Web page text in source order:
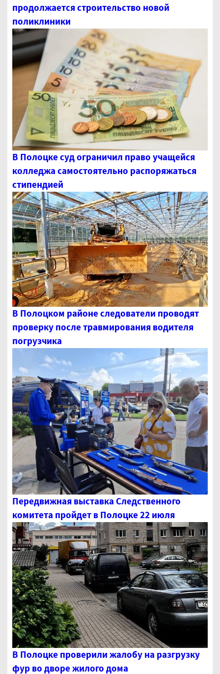
продолжается строительство новой
поликлиники
В Полоцке суд ограничил право учащейся
колледжа самостоятельно распоряжаться
стипендией
В Полоцком районе следователи проводят
проверку после травмирования водителя
погрузчика
Передвижная выставка Следственного
комитета пройдет в Полоцке 22 июля
В Полоцке проверили жалобу на разгрузку
фур во дворе жилого дома